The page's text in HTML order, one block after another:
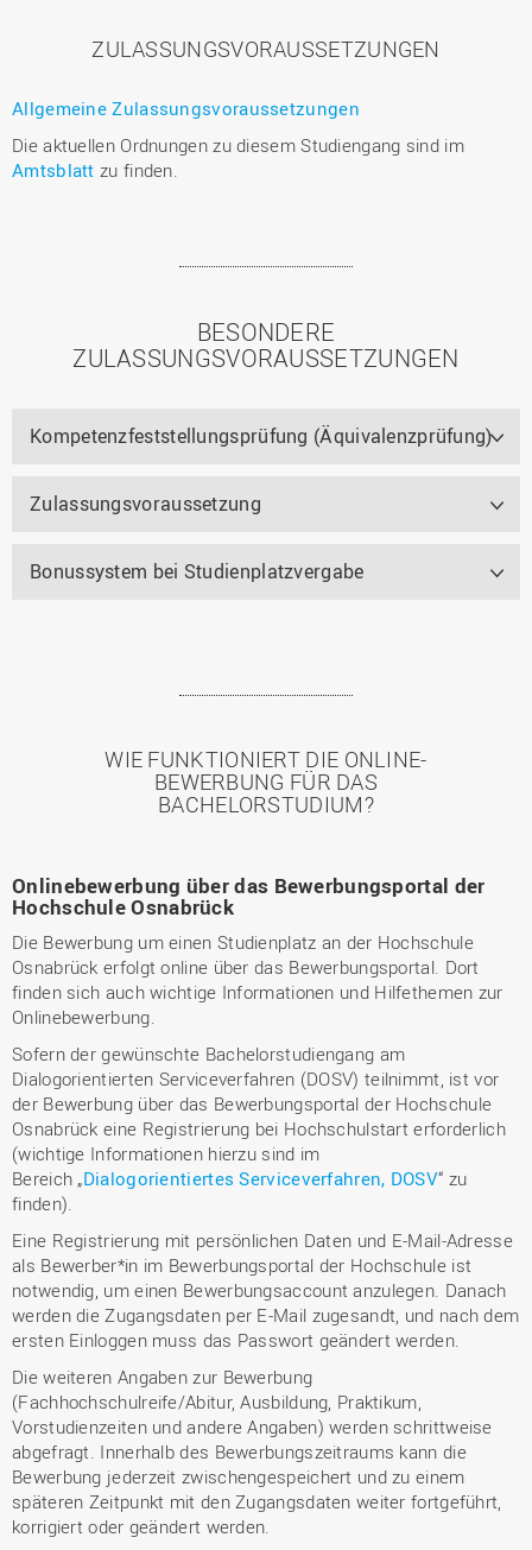
ZULASSUNGSVORAUSSETZUNGEN
Allgemeine Zulassungsvoraussetzungen
Die aktuellen Ordnungen zu diesem Studiengang sind im
Amtsblatt zu finden.
BESONDERE
ZULASSUNGSVORAUSSETZUNGEN
Kompetenzfeststellungsprüfung (Äquivalenzprüfung)
Zulassungsvoraussetzung
Bonussystem bei Studienplatzvergabe
WIE FUNKTIONIERT DIE ONLINE-
BEWERBUNG FÜR DAS
BACHELORSTUDIUM?
Onlinebewerbung über das Bewerbungsportal der
Hochschule Osnabrück
Die Bewerbung um einen Studienplatz an der Hochschule
Osnabrück erfolgt online über das Bewerbungsportal. Dort
finden sich auch wichtige Informationen und Hilfethemen zur
Onlinebewerbung.
Sofern der gewünschte Bachelorstudiengang am
Dialogorientierten Serviceverfahren (DOSV) teilnimmt, ist vor
der Bewerbung über das Bewerbungsportal der Hochschule
Osnabrück eine Registrierung bei Hochschulstart erforderlich
(wichtige Informationen hierzu sind im
Bereich „Dialogorientiertes Serviceverfahren, DOSV“ zu
finden).
Eine Registrierung mit persönlichen Daten und E-Mail-Adresse
als Bewerber*in im Bewerbungsportal der Hochschule ist
notwendig, um einen Bewerbungsaccount anzulegen. Danach
werden die Zugangsdaten per E-Mail zugesandt, und nach dem
ersten Einloggen muss das Passwort geändert werden.
Die weiteren Angaben zur Bewerbung
(Fachhochschulreife/Abitur, Ausbildung, Praktikum,
Vorstudienzeiten und andere Angaben) werden schrittweise
abgefragt. Innerhalb des Bewerbungszeitraums kann die
Bewerbung jederzeit zwischengespeichert und zu einem
späteren Zeitpunkt mit den Zugangsdaten weiter fortgeführt,
korrigiert oder geändert werden.